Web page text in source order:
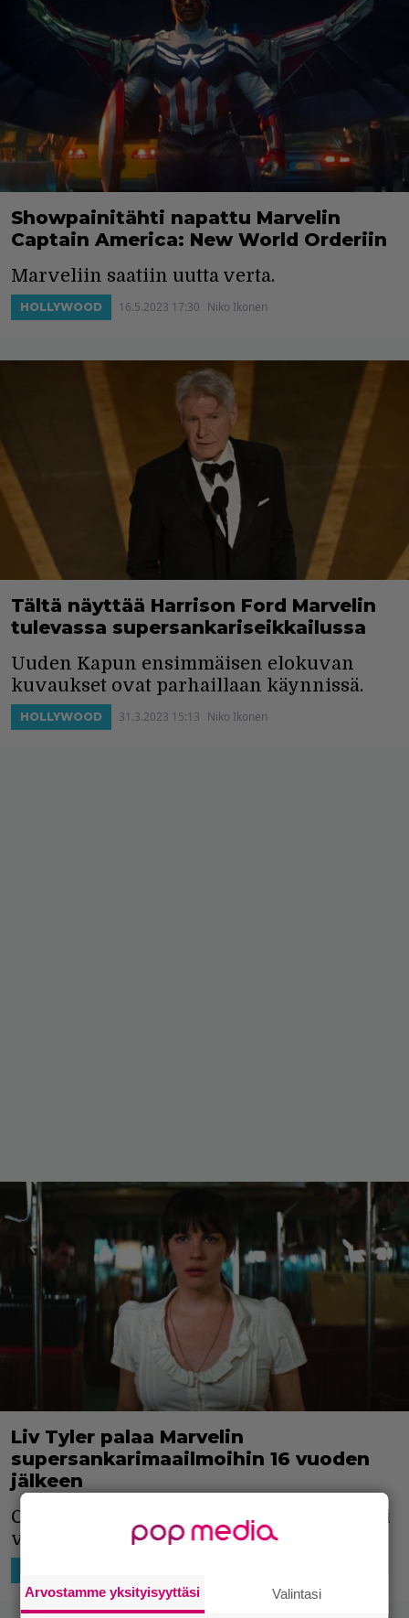
Showpainitähti napattu Marvelin
Captain America: New World Orderiin
Marveliin saatiin uutta verta.
HOLLYWOOD 16.5.2023 17:30 Niko Ikonen
Tältä näyttää Harrison Ford Marvelin
tulevassa supersankariseikkailussa
Uuden Kapun ensimmäisen elokuvan
kuvaukset ovat parhaillaan käynnissä.
HOLLYWOOD 31.3.2023 15:13 Niko Ikonen
Liv Tyler palaa Marvelin
supersankarimaailmoihin 16 vuoden
jälkeen
Captain American seikkailut jatkuvat ensi
vuonna.
Arvostamme yksityisyyttäsi
Valintasi